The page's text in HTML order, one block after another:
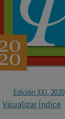
Edición XXI, 2020
Visualizar Índice